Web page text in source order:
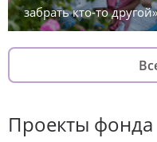
забрать кто-то другой»
Проекты фонда